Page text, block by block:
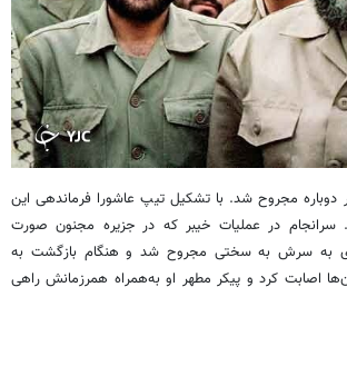
دوباره مجروح شد. با تشکیل تیپ عاشورا فرماندهی این
در عملیات خیبر که در جزیره مجنون صورت
به سرش به سختی مجروح شد و هنگام بازگشت به
اصابت کرد و پیکر مطهر او به‌همراه همرزمانش راهی